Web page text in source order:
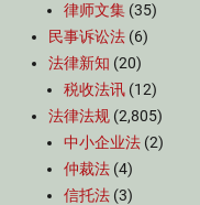
律师文集 (35)
民事诉讼法 (6)
法律新知 (20)
税收法讯 (12)
法律法规 (2,805)
中小企业法 (2)
仲裁法 (4)
信托法 (3)